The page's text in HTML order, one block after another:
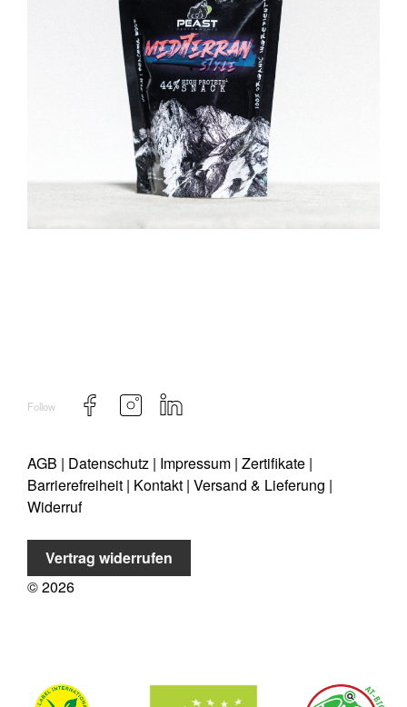
Follow
AGB | Datenschutz | Impressum | Zertifikate |
Barrierefreiheit | Kontakt | Versand & Lieferung |
Widerruf
Vertrag widerrufen
©2026